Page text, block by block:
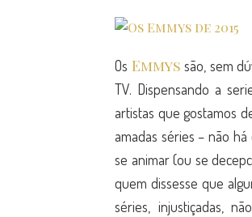
Os Emmys são, sem
TV. Dispensando a
artistas que gostamos
amadas séries – não
se animar (ou se
quem dissesse que
séries, injustiçadas,